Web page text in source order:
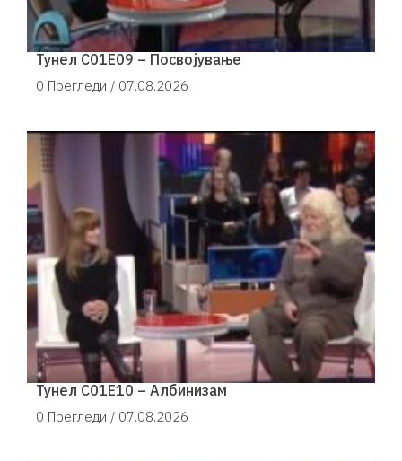
Тунел С01Е09 – Посвојување
0 Прегледи / 07.08.2026
Тунел С01Е10 – Албинизам
0 Прегледи / 07.08.2026